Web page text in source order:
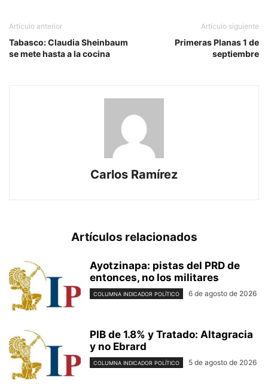
Artículo anterior
Tabasco: Claudia Sheinbaum
se mete hasta a la cocina
Artículo siguiente
Primeras Planas 1 de
septiembre
Carlos Ramírez
Artículos relacionados
Ayotzinapa: pistas del PRD de
entonces, no los militares
COLUMNA INDICADOR POLÍTICO 6 de agosto de 2026
PIB de 1.8% y Tratado: Altagracia
y no Ebrard
COLUMNA INDICADOR POLÍTICO 5 de agosto de 2026